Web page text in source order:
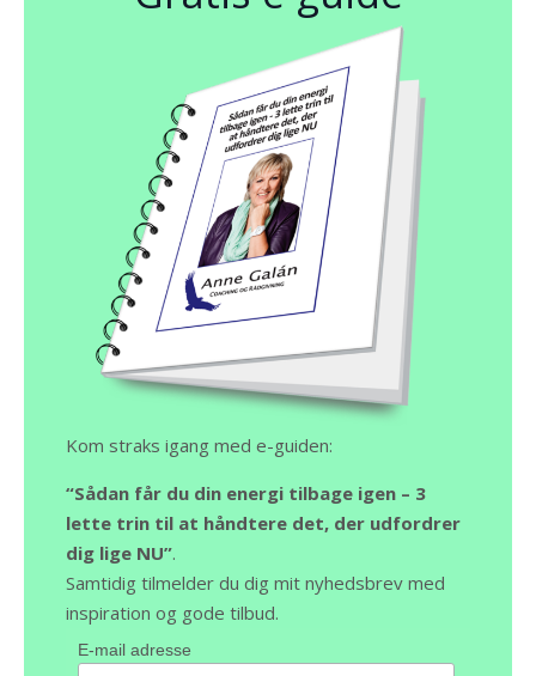
Kom straks igang med e-guiden:
“Sådan får du din energi tilbage igen – 3
lette trin til at håndtere det, der udfordrer
dig lige NU”.
Samtidig tilmelder du dig mit nyhedsbrev med
inspiration og gode tilbud.
E-mail adresse